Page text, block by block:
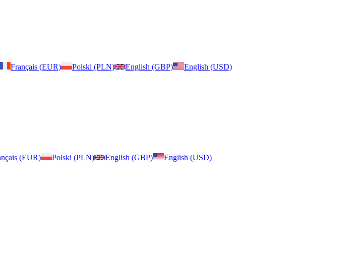
Français (EUR) Polski (PLN) English (GBP) English (USD)
(EUR) Polski (PLN) English (GBP)
English (USD)